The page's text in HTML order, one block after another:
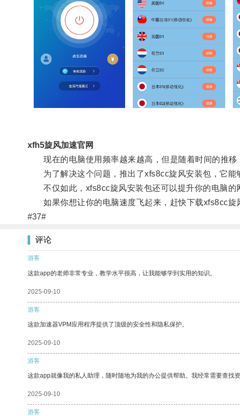
xfh5旋风加速官网
现在的电脑使用频率越来越高，但是随着时间的推移
为了解决这个问题，推出了xfs8cc旋风安装包，它能
不仅如此，xfs8cc旋风安装包还可以提升你的电脑的
如果你想让你的电脑速度飞起来，赶快下载xfs8cc旋
#37#
评论
游客
这款app的老师非常专业，教学水平很高，让我能够学到实用的知识。
2025-09-10
游客
这款加速器VPM应用程序提供了顶级的安全性和隐私保护。
2025-09-10
游客
这款app就像我的私人助理，随时随地为我的办公提供帮助。我经常需要查找
2025-09-10
游客